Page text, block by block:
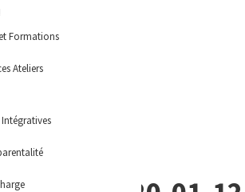
Formations
Ateliers